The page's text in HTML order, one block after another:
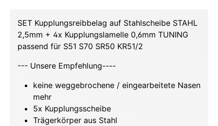
SET Kupplungsreibbelag auf Stahlscheibe STAHL
2,5mm + 4x Kupplungslamelle 0,6mm TUNING
passend für S51 S70 SR50 KR51/2
--- Unsere Empfehlung----
keine weggebrochene / eingearbeitete Nasen
mehr
5x Kupplungsscheibe
Trägerkörper aus Stahl